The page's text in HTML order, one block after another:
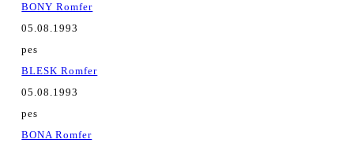
BONY Romfer
05.08.1993
pes
BLESK Romfer
05.08.1993
pes
BONA Romfer